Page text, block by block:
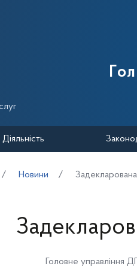
Державної
Діяльність
Новини
Головне управління